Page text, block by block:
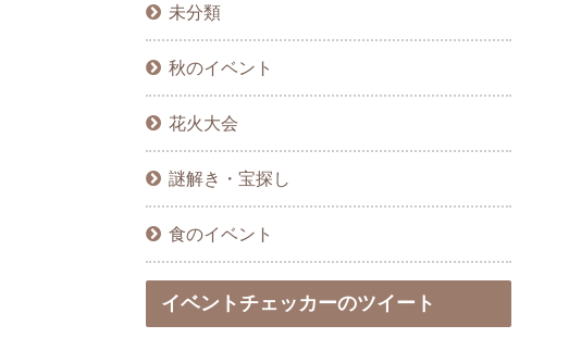
未分類
秋のイベント
花火大会
謎解き・宝探し
食のイベント
イベントチェッカーのツイート